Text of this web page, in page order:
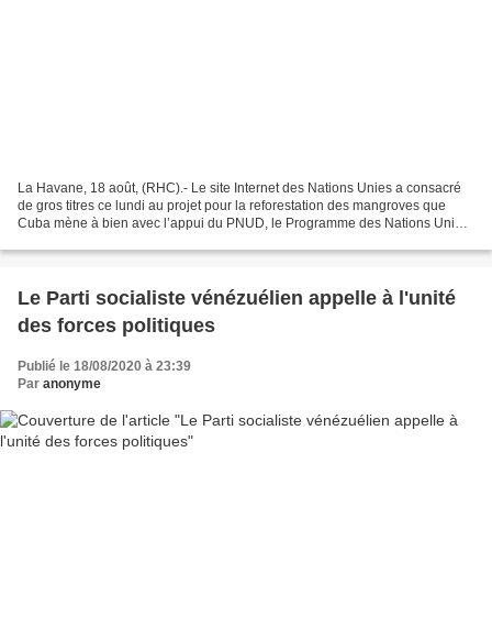
La Havane, 18 août, (RHC).- Le site Internet des Nations Unies a consacré
de gros titres ce lundi au projet pour la reforestation des mangroves que
Cuba mène à bien avec l’appui du PNUD, le Programme des Nations Unies
Le Parti socialiste vénézuélien appelle à l'unité
des forces politiques
Publié le 18/08/2020 à 23:39
Par anonyme